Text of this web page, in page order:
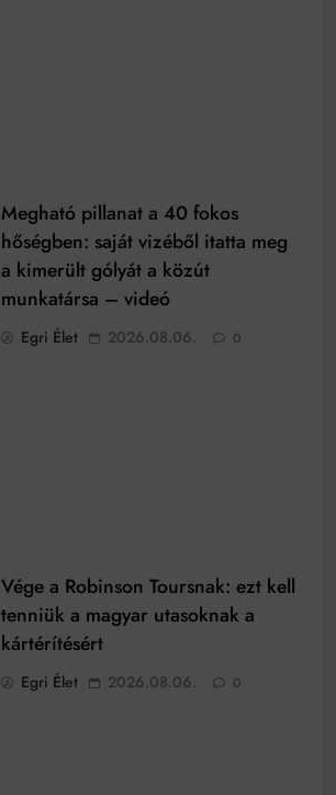
Megható pillanat a 40 fokos
hőségben: saját vizéből itatta meg
a kimerült gólyát a közút
munkatársa – videó
Egri Élet 2026.08.06. 0
Vége a Robinson Toursnak: ezt kell
tenniük a magyar utasoknak a
kártérítésért
Egri Élet 2026.08.06. 0